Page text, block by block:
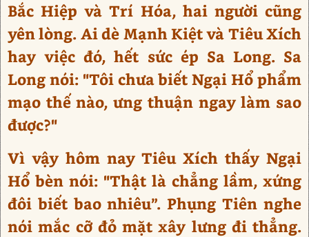
Bắc Hiệp và Trí Hóa, hai người cũng
yên lòng. Ai dè Mạnh Kiệt và Tiêu Xích
hay việc đó, hết sức ép Sa Long. Sa
Long nói: "Tôi chưa biết Ngại Hổ phẩm
mạo thế nào, ưng thuận ngay làm sao
được?"
Vì vậy hôm nay Tiêu Xích thấy Ngại
Hổ bèn nói: "Thật là chẳng lầm, xứng
đôi biết bao nhiêu”. Phụng Tiên nghe
nói mắc cỡ đỏ mặt xây lưng đi thẳng.